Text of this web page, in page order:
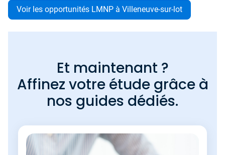
Voir les opportunités LMNP à Villeneuve-sur-lot
Et maintenant ?
Affinez votre étude grâce à
nos guides dédiés.